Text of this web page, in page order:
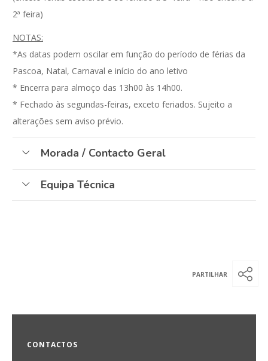
2ª feira)
NOTAS:
*As datas podem oscilar em função do período de férias da
Pascoa, Natal, Carnaval e início do ano letivo
* Encerra para almoço das 13h00 às 14h00.
* Fechado às segundas-feiras, exceto feriados. Sujeito a
alterações sem aviso prévio.
Morada / Contacto Geral
Equipa Técnica
CONTACTOS